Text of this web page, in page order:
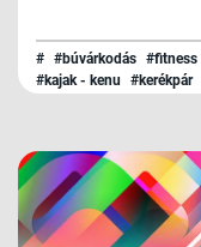
# #búvárkodás #fitness
#kajak - kenu
#kerékpár